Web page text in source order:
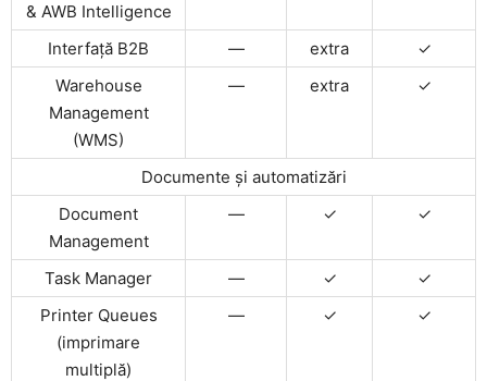
& AWB Intelligence
Interfață B2B — extra
✓
Warehouse
Management
(WMS)
— extra ✓
Documente și automatizări
Document
Management
— ✓ ✓
Task Manager — ✓
✓
Printer Queues
(imprimare
multiplă)
— ✓ ✓